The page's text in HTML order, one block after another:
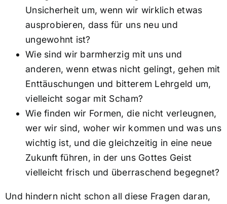
Unsicherheit um, wenn wir wirklich etwas
ausprobieren, dass für uns neu und
ungewohnt ist?
Wie sind wir barmherzig mit uns und
anderen, wenn etwas nicht gelingt, gehen mit
Enttäuschungen und bitterem Lehrgeld um,
vielleicht sogar mit Scham?
Wie finden wir Formen, die nicht verleugnen,
wer wir sind, woher wir kommen und was uns
wichtig ist, und die gleichzeitig in eine neue
Zukunft führen, in der uns Gottes Geist
vielleicht frisch und überraschend begegnet?
Und hindern nicht schon all diese Fragen daran,